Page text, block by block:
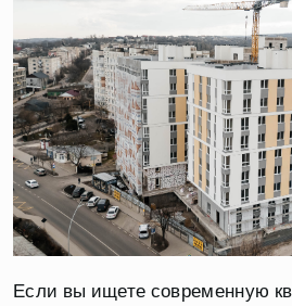
Если вы ищете современную